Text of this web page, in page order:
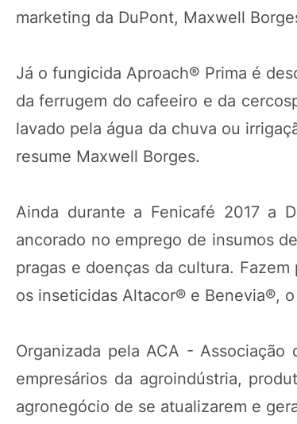
marketing da DuPont, Maxwell
Já o fungicida Aproach® Prima é
da ferrugem do cafeeiro e da
lavado pela água da chuva ou
resume Maxwell Borges.
Ainda durante a Fenicafé 2017 a
ancorado no emprego de insumos
pragas e doenças da cultura.
os inseticidas Altacor® e Benevia®,
Organizada pela ACA -
empresários da agroindústria,
agronegócio de se atualizarem e